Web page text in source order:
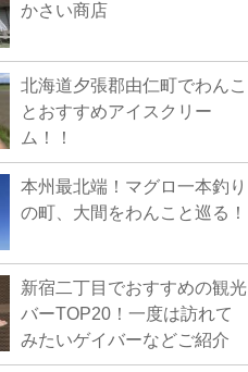
かさい商店
北海道夕張郡由仁町でわんこ
とおすすめアイスクリー
ム！！
本州最北端！マグロ一本釣り
の町、大間をわんこと巡る！
新宿二丁目でおすすめの観光
バーTOP20！一度は訪れて
みたいゲイバーなどご紹介